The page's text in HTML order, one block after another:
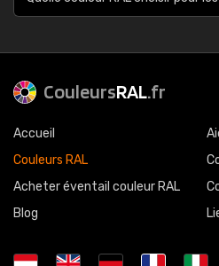
CouleursRAL.fr
Accueil
Couleurs RAL
Acheter éventail couleur RAL
Blog